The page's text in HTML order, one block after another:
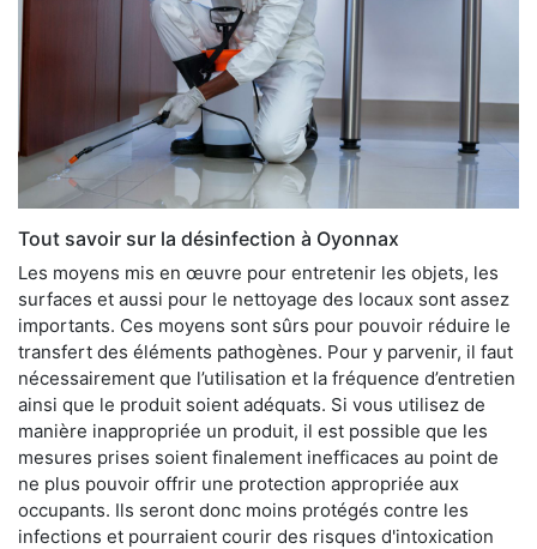
Tout savoir sur la désinfection à Oyonnax
Les moyens mis en œuvre pour entretenir les objets, les
surfaces et aussi pour le nettoyage des locaux sont assez
importants. Ces moyens sont sûrs pour pouvoir réduire le
transfert des éléments pathogènes. Pour y parvenir, il faut
nécessairement que l’utilisation et la fréquence d’entretien
ainsi que le produit soient adéquats. Si vous utilisez de
manière inappropriée un produit, il est possible que les
mesures prises soient finalement inefficaces au point de
ne plus pouvoir offrir une protection appropriée aux
occupants. Ils seront donc moins protégés contre les
infections et pourraient courir des risques d'intoxication